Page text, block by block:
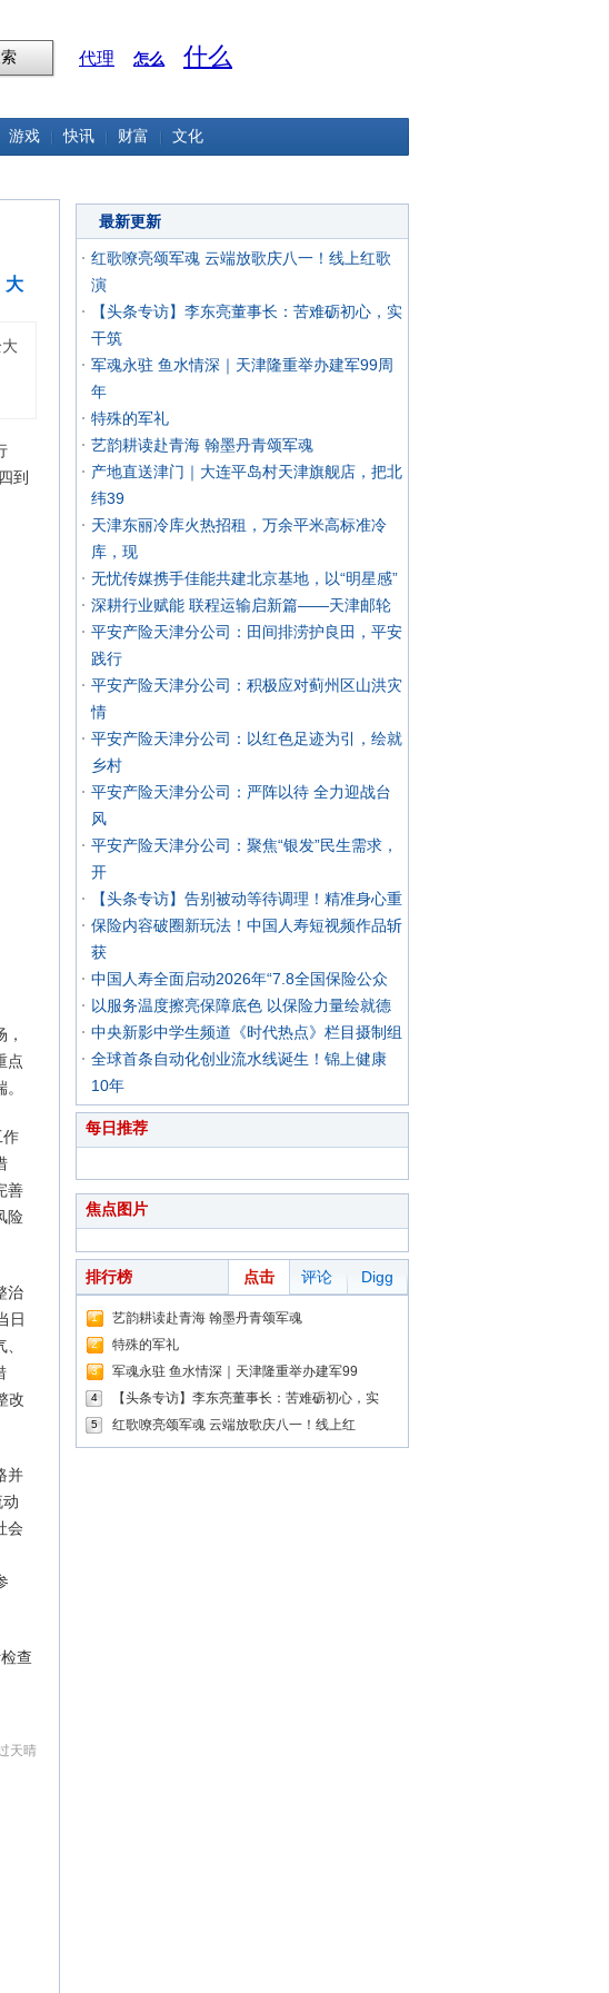
代理 怎么 什么
游戏 快讯 财富 文化
大
到
点
作
善
险
治
日
改
并
会
查
天晴
最新更新
红歌嘹亮颂军魂 云端放歌庆八一！线上红歌
演
【头条专访】李东亮董事长：苦难砺初心，实
干筑
军魂永驻 鱼水情深｜天津隆重举办建军99周
年
特殊的军礼
艺韵耕读赴青海 翰墨丹青颂军魂
产地直送津门｜大连平岛村天津旗舰店，把北
纬39
天津东丽冷库火热招租，万余平米高标准冷
库，现
无忧传媒携手佳能共建北京基地，以“明星感”
深耕行业赋能 联程运输启新篇——天津邮轮
平安产险天津分公司：田间排涝护良田，平安
践行
平安产险天津分公司：积极应对蓟州区山洪灾
情
平安产险天津分公司：以红色足迹为引，绘就
乡村
平安产险天津分公司：严阵以待 全力迎战台
风
平安产险天津分公司：聚焦“银发”民生需求，
开
【头条专访】告别被动等待调理！精准身心重
保险内容破圈新玩法！中国人寿短视频作品斩
获
中国人寿全面启动2026年“7.8全国保险公众
以服务温度擦亮保障底色 以保险力量绘就德
中央新影中学生频道《时代热点》栏目摄制组
全球首条自动化创业流水线诞生！锦上健康
10年
每日推荐
焦点图片
排行榜 点击 评论 Digg
1 艺韵耕读赴青海 翰墨丹青颂军魂
2 特殊的军礼
3 军魂永驻 鱼水情深｜天津隆重举办建军99
4 【头条专访】李东亮董事长：苦难砺初心，实
5 红歌嘹亮颂军魂 云端放歌庆八一！线上红